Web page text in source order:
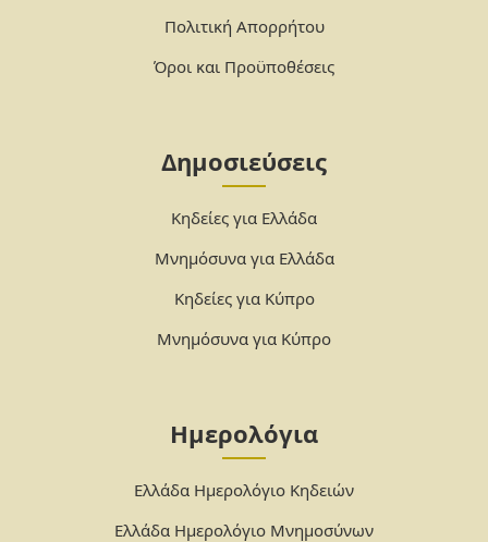
Πολιτική Απορρήτου
Όροι και Προϋποθέσεις
Δημοσιεύσεις
Κηδείες για Ελλάδα
Μνημόσυνα για Ελλάδα
Κηδείες για Κύπρο
Μνημόσυνα για Κύπρο
Ημερολόγια
Ελλάδα Ημερολόγιο Κηδειών
Ελλάδα Ημερολόγιο Μνημοσύνων